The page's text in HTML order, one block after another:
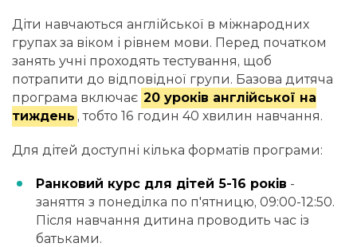
Діти навчаються англійської в міжнародних
групах за віком і рівнем мови. Перед початком
занять учні проходять тестування, щоб
потрапити до відповідної групи. Базова дитяча
програма включає 20 уроків англійської на
тиждень , тобто 16 годин 40 хвилин навчання.
Для дітей доступні кілька форматів програми:
Ранковий курс для дітей 5-16 років -
заняття з понеділка по п'ятницю, 09:00-12:50.
Після навчання дитина проводить час із
батьками.